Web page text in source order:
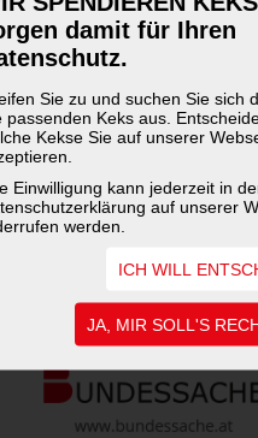
damit für Ihren
Sie zu und suchen Sie sich
passenden Keks aus.
Kekse Sie auf unserer
Einwilligung kann jederzeit in
auf unserer
werden.
ICH WILL
JA, MIR SOLL'S
2 3
WEITERFÜHRENDE LINKS